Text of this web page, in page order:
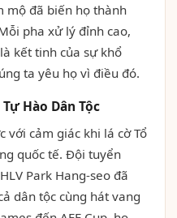
mộ đã biến họ thành
pha xử lý đỉnh cao,
kết tinh của sự khổ
ta yêu họ vì điều đó.
Hào Dân Tộc
với cảm giác khi lá cờ Tổ
quốc tế. Đội tuyển
Park Hang-seo đã
dân tộc cùng hát vang